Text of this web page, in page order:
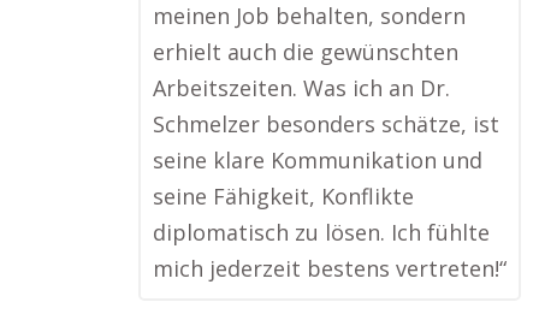
meinen Job behalten, sondern
erhielt auch die gewünschten
Arbeitszeiten. Was ich an Dr.
Schmelzer besonders schätze, ist
seine klare Kommunikation und
seine Fähigkeit, Konflikte
diplomatisch zu lösen. Ich fühlte
mich jederzeit bestens vertreten!“